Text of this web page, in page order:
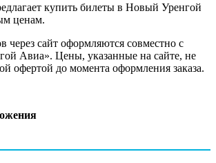
купить билеты в Новый Уренгой
ценам.
через сайт оформляются совместно с
Авиа». Цены, указанные на сайте, не
офертой до момента оформления заказа.